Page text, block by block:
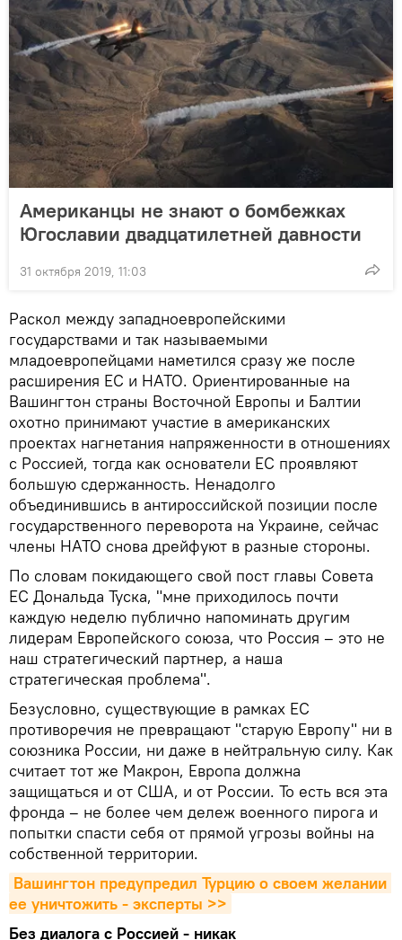
Американцы не знают о бомбежках
Югославии двадцатилетней давности
31 октября 2019, 11:03
Раскол между западноевропейскими
государствами и так называемыми
младоевропейцами наметился сразу же после
расширения ЕС и НАТО. Ориентированные на
Вашингтон страны Восточной Европы и Балтии
охотно принимают участие в американских
проектах нагнетания напряженности в отношениях
с Россией, тогда как основатели ЕС проявляют
большую сдержанность. Ненадолго
объединившись в антироссийской позиции после
государственного переворота на Украине, сейчас
члены НАТО снова дрейфуют в разные стороны.
По словам покидающего свой пост главы Совета
ЕС Дональда Туска, "мне приходилось почти
каждую неделю публично напоминать другим
лидерам Европейского союза, что Россия – это не
наш стратегический партнер, а наша
стратегическая проблема".
Безусловно, существующие в рамках ЕС
противоречия не превращают "старую Европу" ни в
союзника России, ни даже в нейтральную силу. Как
считает тот же Макрон, Европа должна
защищаться и от США, и от России. То есть вся эта
фронда – не более чем дележ военного пирога и
попытки спасти себя от прямой угрозы войны на
собственной территории.
Вашингтон предупредил Турцию о своем желании
ее уничтожить - эксперты >>
Без диалога с Россией - никак